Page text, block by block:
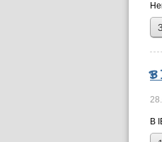
В
В